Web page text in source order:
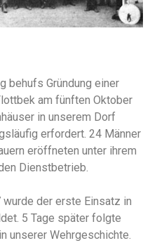
behufs Gründung einer
am fünften Oktober
in unserem Dorf
erfordert. 24 Männer
eröffneten unter ihrem
Dienstbetrieb.
der erste Einsatz in
5 Tage später folgte
unserer Wehrgeschichte.